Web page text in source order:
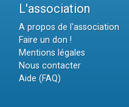
L'association
A propos de l'association
Faire un don !
Mentions légales
Nous contacter
Aide (FAQ)